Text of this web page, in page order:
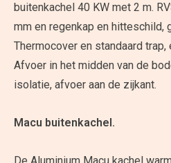
buitenkachel 40 KW met 2 m.
mm en regenkap en hitteschild,
Thermocover en standaard
Afvoer in het midden van de
isolatie, afvoer aan de zijkant.
Macu buitenkachel.